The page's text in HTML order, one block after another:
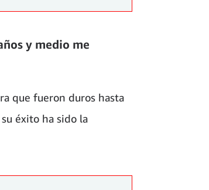
y medio me
que fueron duros hasta
éxito ha sido la